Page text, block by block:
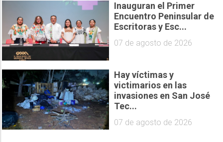
Inauguran el Primer
Encuentro Peninsular de
Escritoras y Esc...
07 de agosto de 2026
Hay víctimas y
victimarios en las
invasiones en San José
Tec...
07 de agosto de 2026